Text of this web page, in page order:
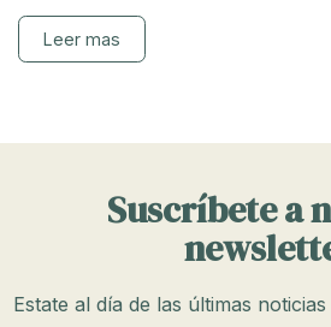
Leer mas
Suscríbete a
Estate al día de las últimas